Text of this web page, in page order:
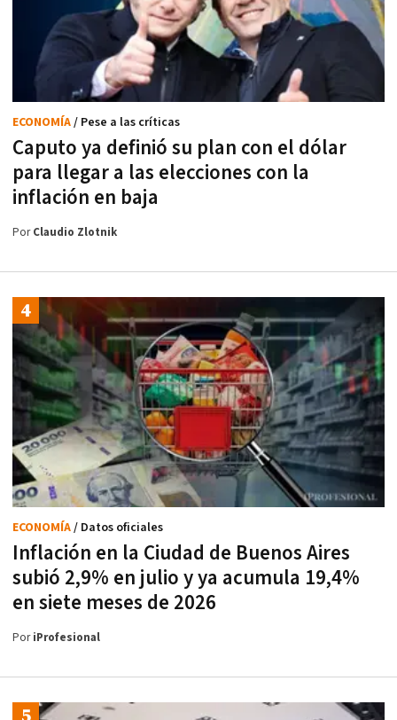
Caputo ya definió su plan con el dólar
para llegar a las elecciones con la
inflación en baja
ECONOMÍA/ Pese a las críticas
PorClaudio Zlotnik
Inflación en la Ciudad de Buenos Aires
subió 2,9% en julio y ya acumula 19,4%
en siete meses de 2026
ECONOMÍA/ Datos oficiales
PoriProfesional